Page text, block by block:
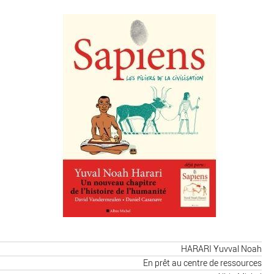
HARARI Yuvval Noah
En prêt au centre de ressources